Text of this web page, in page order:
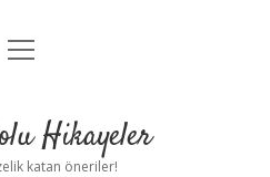
Uyarı
menüyü
Hikayeler
katan öneriler!